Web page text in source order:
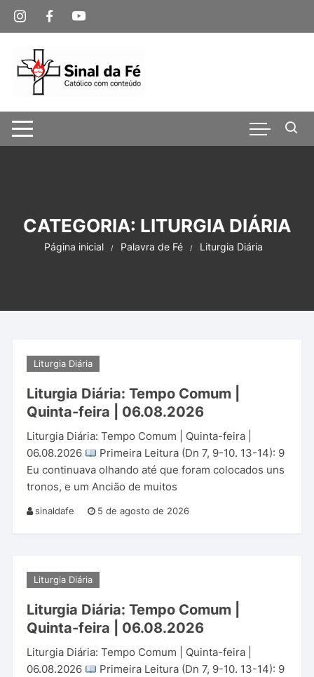
Pular
para
conteúdo
CATEGORIA: LITURGIA DIÁRIA
Página inicial Palavra de Fé Liturgia Diária
Liturgia Diária
Liturgia Diária: Tempo Comum |
Quinta-feira | 06.08.2026
Liturgia Diária: Tempo Comum | Quinta-feira |
06.08.2026
Primeira Leitura (Dn 7, 9-10. 13-14): 9
Eu continuava olhando até que foram colocados uns
tronos, e um Ancião de muitos
sinaldafe 5 de agosto de 2026
Liturgia Diária
Liturgia Diária: Tempo Comum |
Quinta-feira | 06.08.2026
Liturgia Diária: Tempo Comum | Quinta-feira |
06.08.2026
Primeira Leitura (Dn 7, 9-10. 13-14): 9